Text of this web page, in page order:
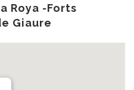
Roya -Forts
Giaure